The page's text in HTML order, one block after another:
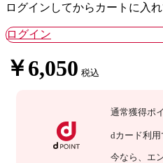
ログインしてからカートに入れ
ログイン
￥6,050 税込
通常獲得ポ
dカード利用
今なら 、エ